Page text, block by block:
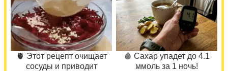
🫀 Этот рецепт очищает
сосуды и приводит
🩸 Сахар упадет до 4.1
ммоль за 1 ночь!